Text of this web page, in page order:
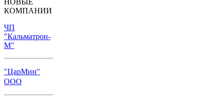
НОВЫЕ
КОМПАНИИ
ЧП
"Кальматрон-
М"
"ЦарМин"
ООО